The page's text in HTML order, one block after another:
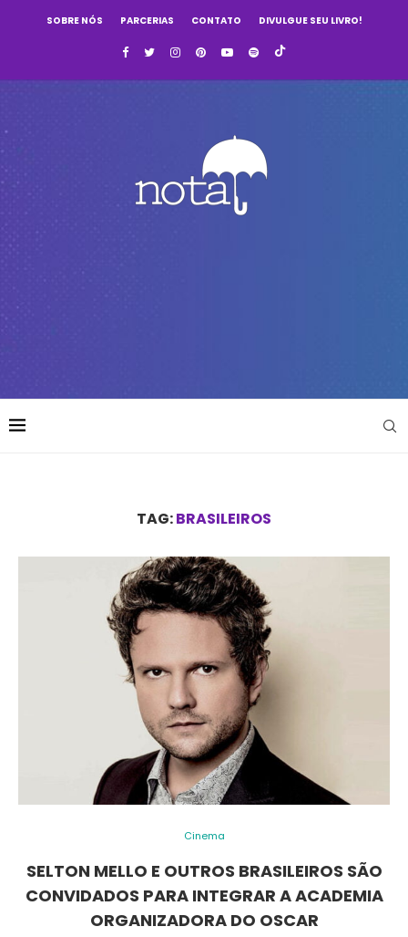
SOBRE NÓS PARCERIAS CONTATO DIVULGUE SEU LIVRO!
TAG:BRASILEIROS
Cinema
SELTON MELLO E OUTROS BRASILEIROS SÃO
CONVIDADOS PARA INTEGRAR A ACADEMIA
ORGANIZADORA DO OSCAR